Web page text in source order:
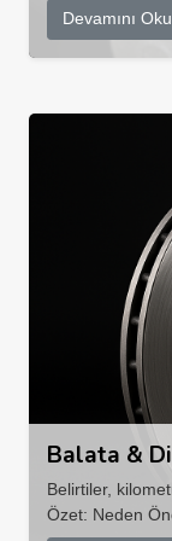
Devamını Oku
Balata &
Belirtiler,
Özet: Neden